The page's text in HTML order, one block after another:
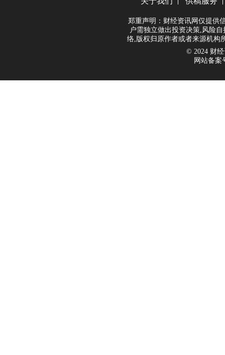
郑重声明：财经资讯网仅提供
户需独立做出投资决策,风险
络,版权归原作者或者来源机构
© 2024 财经
网站备案